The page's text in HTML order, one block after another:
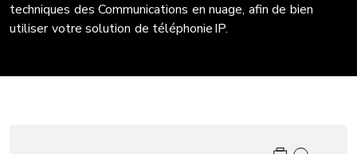
techniques des Communications en nuage, afin de bien
utiliser votre solution de téléphonie IP.